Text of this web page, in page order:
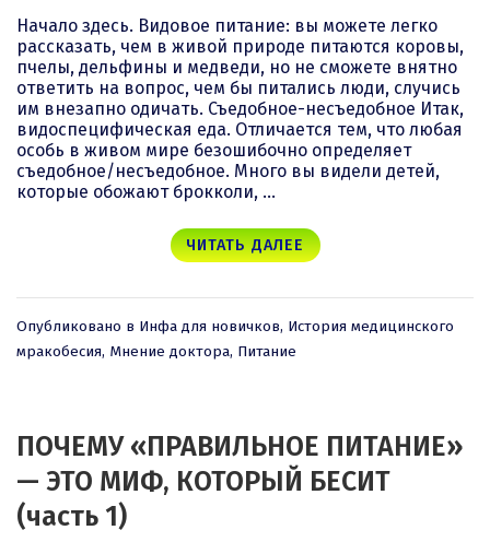
Начало здесь. Видовое питание: вы можете легко
рассказать, чем в живой природе питаются коровы,
пчелы, дельфины и медведи, но не сможете внятно
ответить на вопрос, чем бы питались люди, случись
им внезапно одичать. Съедобное-несъедобное Итак,
видоспецифическая еда. Отличается тем, что любая
особь в живом мире безошибочно определяет
съедобное/несъедобное. Много вы видели детей,
которые обожают брокколи, …
ЧИТАТЬ ДАЛЕЕ
Опубликовано в Инфа для новичков, История медицинского
мракобесия, Мнение доктора, Питание
ПОЧЕМУ «ПРАВИЛЬНОЕ ПИТАНИЕ»
— ЭТО МИФ, КОТОРЫЙ БЕСИТ
(часть 1)